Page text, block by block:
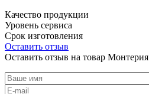
Качество продукции
Уровень сервиса
Срок изготовления
Оставить отзыв
Оставить отзыв на товар Монтерия